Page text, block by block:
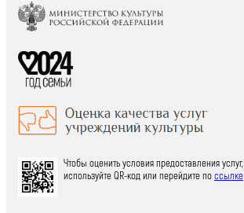
Чтобы оценить условия предоставления услуг,
используйте QR-код или перейдите поссылке